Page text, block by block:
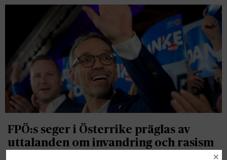
FPÖ:s seger i Österrike präglas av
uttalanden om invandring och rasism